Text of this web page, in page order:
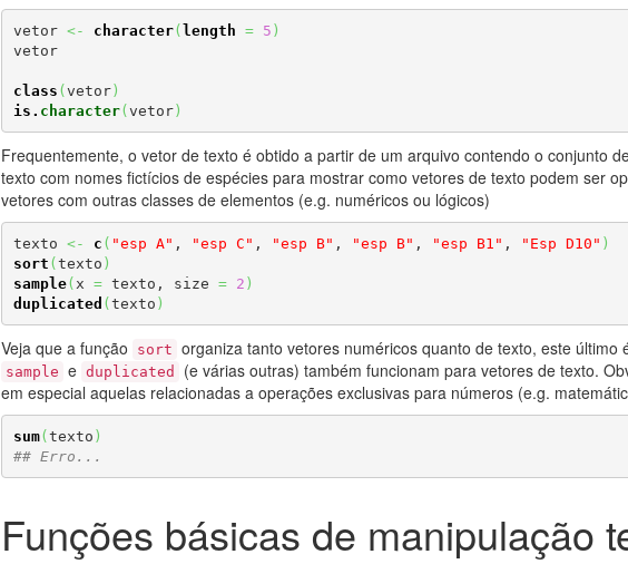
vetor <- character(length = 5 )
vetor
class (vetor)
is. character(vetor)
Frequentemente, o vetor de texto é obtido a partir de um arquivo contendo o conjunto
texto com nomes fictícios de espécies para mostrar como vetores de texto podem ser
vetores com outras classes de elementos (e.g. numéricos ou lógicos)
texto <- c ( "esp A" , "esp C" , "esp B" , "esp B" , "esp B1" , "Esp D10" )
sort (texto )
sample( x = texto, size = 2 )
duplicated (texto )
Veja que a função sort organiza tanto vetores numéricos quanto de texto, este
sample e duplicated
(e várias outras) também funcionam para vetores de texto.
em especial aquelas relacionadas a operações exclusivas para números (e.g.
sum(texto )
## Erro...
Funções básicas de manipulação